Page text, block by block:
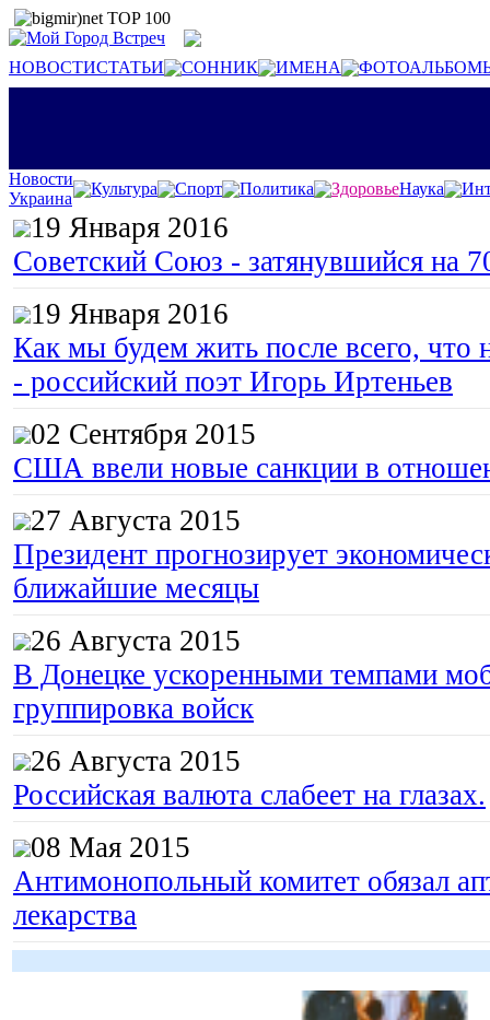
НОВОСТИСТАТЬИ СОННИК ИМЕНА
Новости
Украина
Культура Спорт Политика ЗдоровьеНаука
19 Января 2016
Советский Союз - затянувшийся на
19 Января 2016
Как мы будем жить после всего, что
- российский поэт Игорь Иртеньев
02 Сентября 2015
США ввели новые санкции в
27 Августа 2015
Президент прогнозирует
ближайшие месяцы
26 Августа 2015
В Донецке ускоренными темпами
группировка войск
26 Августа 2015
Российская валюта слабеет на глазах.
08 Мая 2015
Антимонопольный комитет обязал
лекарства